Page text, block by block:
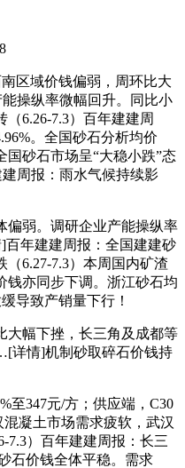
区域价钱偏弱，周环比大
操纵率微幅回升。同比小
6.26-7.3）百年建建周
。全国砂石分析均价
国砂石市场呈“大稳小跌”态
周报：雨水气候持续影
弱。调研企业产能操纵率
年建建周报：全国建建砂
6.27-7.3）本周国内矿渣
钱亦同步下调。浙江砂石均
导致产销量下行！
幅下挫，长三角及成都等
详情]机制砂取碎石价钱持
347元/方；供应端，C30
凝土市场需求疲软，武汉
7.3）百年建建周报：长三
石价钱全体平稳。需求